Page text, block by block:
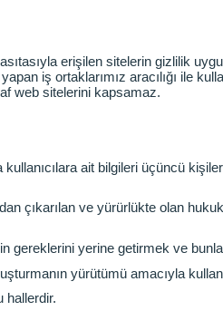
erişilen sitelerin gizlilik
iş ortaklarımız aracılığı ile
web sitelerini kapsamaz.
ait bilgileri üçüncü
çıkarılan ve yürürlükte olan
gereklerini yerine getirmek ve
yürütümü amacıyla
hallerdir.